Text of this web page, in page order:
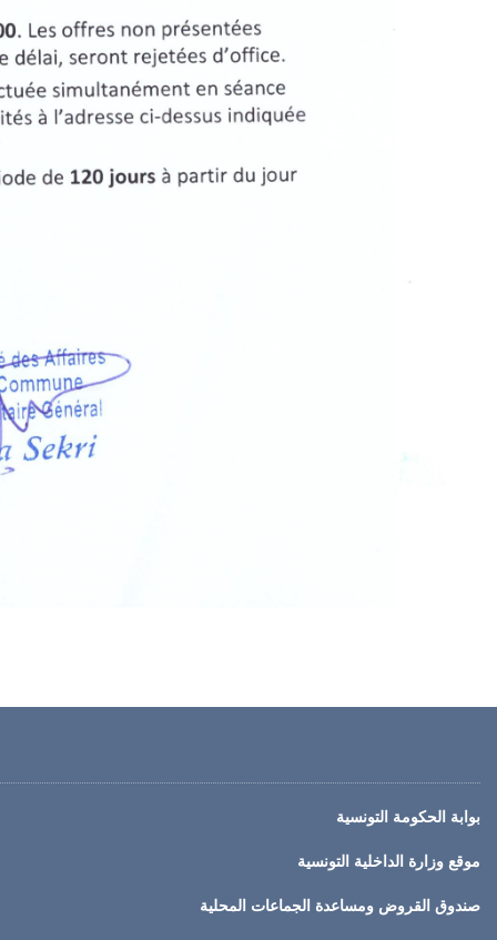
بوابة الحكومة التونسية
موقع وزارة الداخلية التونسية
صندوق القروض ومساعدة الجماعات المحلية